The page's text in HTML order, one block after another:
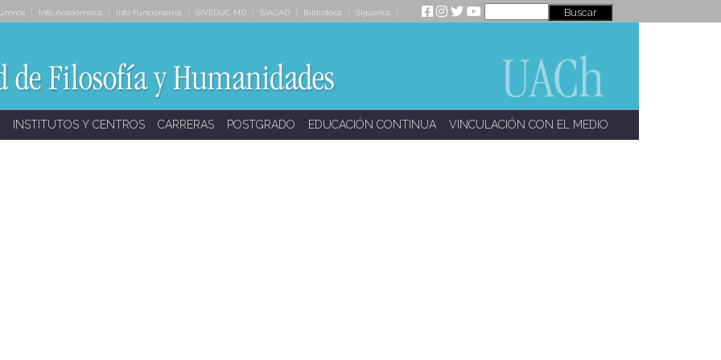
Info Académicos Info Funcionarios SIVEDUC MD SIACAD Biblioteca Síguenos
INSTITUTOS Y CENTROS CARRERAS POSTGRADO EDUCACIÓN CONTINUA VINCULACIÓN CON EL MEDIO